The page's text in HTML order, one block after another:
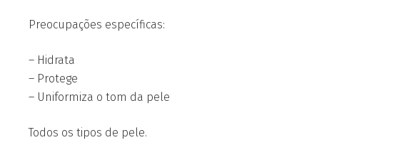
Preocupações específicas:
– Hidrata
– Protege
– Uniformiza o tom da pele
Todos os tipos de pele.